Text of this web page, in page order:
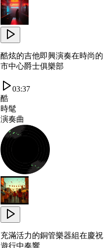
酷炫的吉他即興演奏在時尚的
市中心爵士俱樂部
03:37
酷
時髦
演奏曲
充滿活力的銅管樂器組在慶祝
遊行中奏響